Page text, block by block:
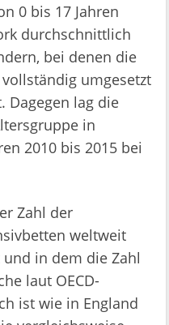
0 bis 17 Jahren
durchschnittlich
bei denen die
umgesetzt
Dagegen lag die
in
2010 bis 2015 bei
Zahl der
weltweit
in dem die Zahl
laut OECD-
ist wie in England